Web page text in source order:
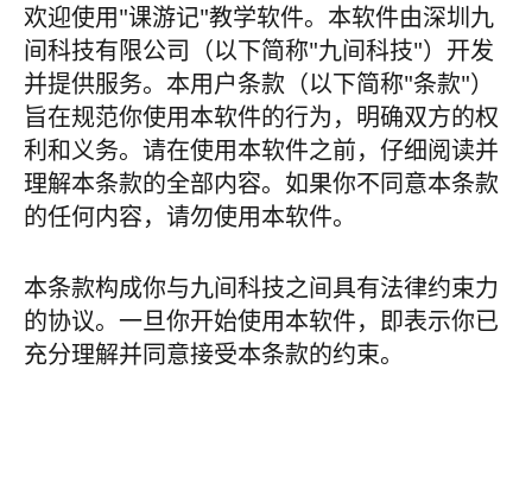
欢迎使用"课游记"教学软件。本软件由深圳九
间科技有限公司（以下简称"九间科技"）开发
并提供服务。本用户条款（以下简称"条款"）
旨在规范你使用本软件的行为，明确双方的权
利和义务。请在使用本软件之前，仔细阅读并
理解本条款的全部内容。如果你不同意本条款
的任何内容，请勿使用本软件。
本条款构成你与九间科技之间具有法律约束力
的协议。一旦你开始使用本软件，即表示你已
充分理解并同意接受本条款的约束。